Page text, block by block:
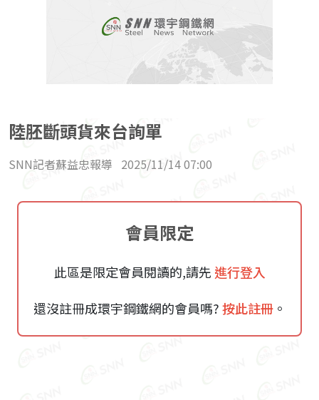
陸胚斷頭貨來台詢單
SNN記者蘇益忠報導 2025/11/14 07:00
會員限定
此區是限定會員閱讀的,請先 進行登入
還沒註冊成環宇鋼鐵網的會員嗎?按此註冊。